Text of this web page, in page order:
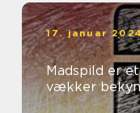
17. januar
Madspild er
vækker